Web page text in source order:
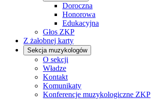
Doroczna
Honorowa
Edukacyjna
Głos ZKP
Z żałobnej karty
Sekcja muzykologów
O sekcji
Władze
Kontakt
Komunikaty
Konferencje muzykologiczne ZKP